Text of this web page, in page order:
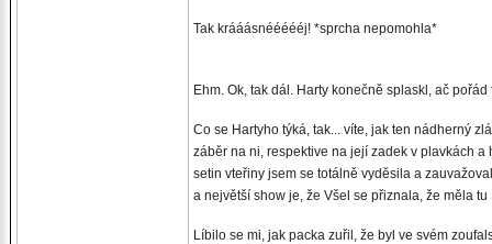
Tak krááásnéééééj! *sprcha nepomohla*
Ehm. Ok, tak dál. Harty konečně splaskl, ač
Co se Hartyho týká, tak... víte, jak ten nádherný
záběr na ni, respektive na její zadek v plavkách
setin vteřiny jsem se totálně vyděsila a
a největší show je, že Všel se přiznala, že měla
Líbilo se mi, jak packa zuřil, že byl ve svém